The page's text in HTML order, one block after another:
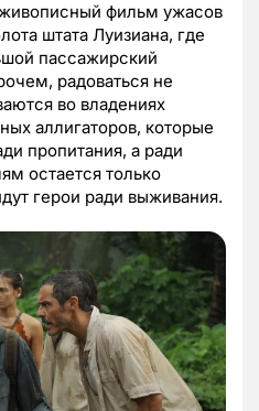
фильм ужасов
штата Луизиана, где
пассажирский
радоваться не
во владениях
аллигаторов, которые
пропитания, а ради
остается только
герои ради выживания.